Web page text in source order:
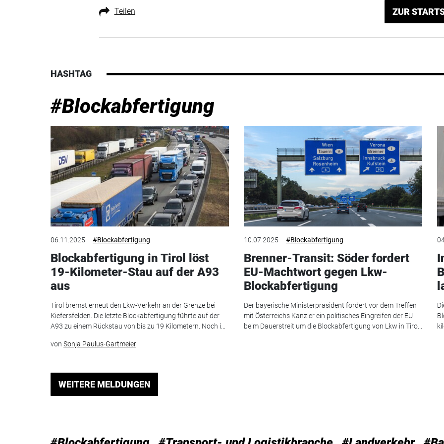
Teilen ZUR
HASHTAG
#Blockabfertigung
06.11.2025 #Blockabfertigung
Blockabfertigung in Tirol löst
19-Kilometer-Stau auf der A93
aus
Tirol bremst erneut den Lkw-Verkehr an der Grenze bei
Kiefersfelden. Die letzte Blockabfertigung führte auf der
A93 zu einem Rückstau von bis zu 19 Kilometern. Noch i...
von Sonja Paulus-Gartmeier
10.07.2025 #Blockabfertigung
Brenner-Transit: Söder fordert
EU-Machtwort gegen Lkw-
Blockabfertigung
Der bayerische Ministerpräsident fordert vor dem Treffen
mit Österreichs Kanzler ein politisches Eingreifen der EU
beim Dauerstreit um die Blockabfertigung von Lkw in Tiro...
WEITERE MELDUNGEN